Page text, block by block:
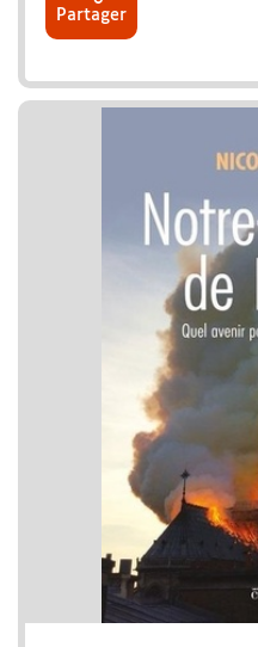
Partager